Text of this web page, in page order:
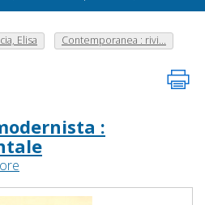
Elisa Contemporanea : rivi...
: